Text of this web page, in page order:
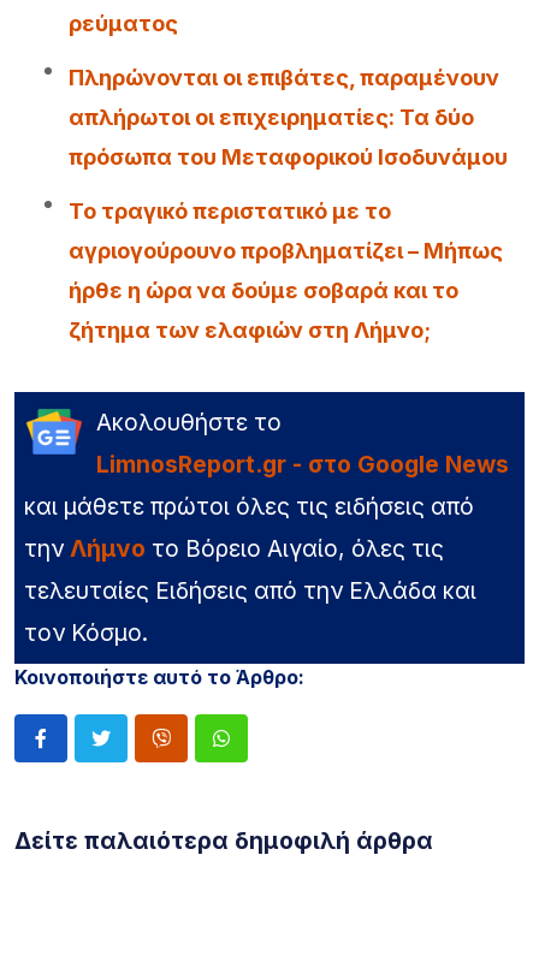
ρεύματος
Πληρώνονται οι επιβάτες, παραμένουν
απλήρωτοι οι επιχειρηματίες: Τα δύο
πρόσωπα του Μεταφορικού Ισοδυνάμου
Το τραγικό περιστατικό με το
αγριογούρουνο προβληματίζει – Μήπως
ήρθε η ώρα να δούμε σοβαρά και το
ζήτημα των ελαφιών στη Λήμνο;
Ακολουθήστε το
LimnosReport.gr - στο Google News
και μάθετε πρώτοι όλες τις ειδήσεις από
την Λήμνο το Βόρειο Αιγαίο, όλες τις
τελευταίες Ειδήσεις από την Ελλάδα και
τον Κόσμο.
Κοινοποιήστε αυτό το Άρθρο:
Δείτε παλαιότερα δημοφιλή άρθρα